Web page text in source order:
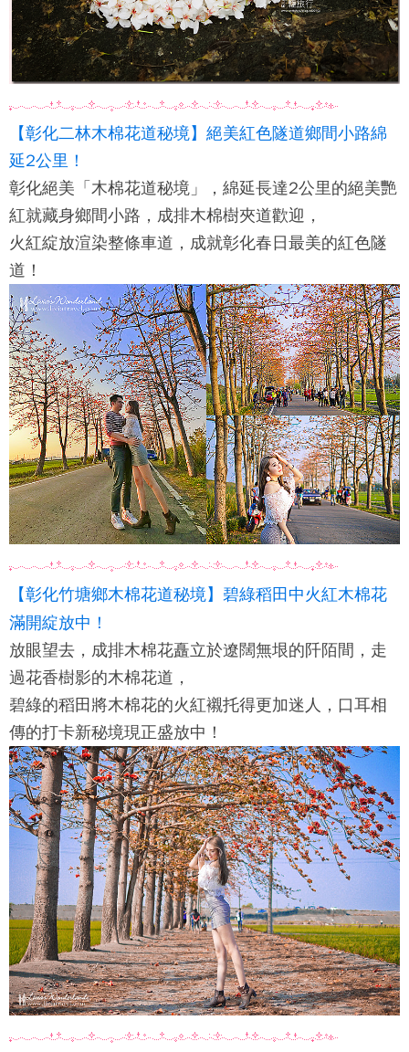
【彰化二林木棉花道秘境】絕美紅色隧道鄉間小路綿
延2公里！
彰化絕美「木棉花道秘境」，綿延長達2公里的絕美艷
紅就藏身鄉間小路，成排木棉樹夾道歡迎，
火紅綻放渲染整條車道，成就彰化春日最美的紅色隧
道！
【彰化竹塘鄉木棉花道秘境】碧綠稻田中火紅木棉花
滿開綻放中！
放眼望去，成排木棉花矗立於遼闊無垠的阡陌間，走
過花香樹影的木棉花道，
碧綠的稻田將木棉花的火紅襯托得更加迷人，口耳相
傳的打卡新秘境現正盛放中！